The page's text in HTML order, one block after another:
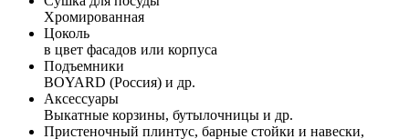
Хромированная
Цоколь
в цвет фасадов или корпуса
Подъемники
BOYARD (Россия) и др.
Аксессуары
Выкатные корзины, бутылочницы и др.
Пристеночный плинтус, барные стойки и навески,